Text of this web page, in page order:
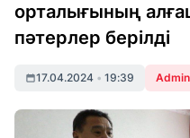
орталығының
пәтерлер берілді
17.04.2024 • 19:39 Admin